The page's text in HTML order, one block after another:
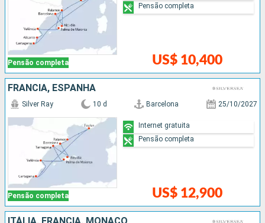
Pensão completa US$ 10,400
Pensão completa
FRANCIA, ESPANHA
Pensão completa
Silver Ray 10 d Barcelona 25/10/2027
US$ 12,900
Internet gratuita
Pensão completa